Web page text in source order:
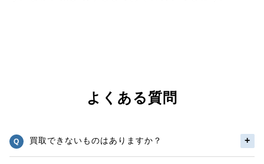
よくある質問
買取できないものはありますか？